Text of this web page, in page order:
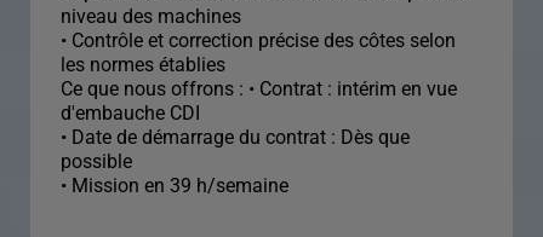
niveau des machines
• Contrôle et correction précise des côtes selon
les normes établies
Ce que nous offrons : • Contrat : intérim en vue
d'embauche CDI
• Date de démarrage du contrat : Dès que
possible
• Mission en 39 h/semaine